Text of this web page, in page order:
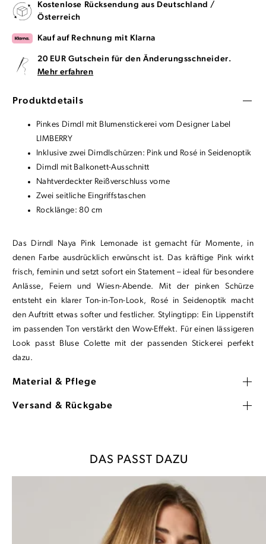
Kostenlose Rücksendung aus Deutschland /
Österreich
Kauf auf Rechnung mit Klarna
20 EUR Gutschein für den Änderungsschneider.
Mehr erfahren
Produktdetails
Pinkes Dirndl mit Blumenstickerei vom Designer Label
LIMBERRY
Inklusive zwei Dirndlschürzen: Pink und Rosé in Seidenoptik
Dirndl mit Balkonett-Ausschnitt
Nahtverdeckter Reißverschluss vorne
Zwei seitliche Eingriffstaschen
Rocklänge: 80 cm
Das Dirndl Naya Pink Lemonade ist gemacht für Momente, in
denen Farbe ausdrücklich erwünscht ist. Das kräftige Pink wirkt
frisch, feminin und setzt sofort ein Statement – ideal für besondere
Anlässe, Feiern und Wiesn-Abende. Mit der pinken Schürze
entsteht ein klarer Ton-in-Ton-Look, Rosé in Seidenoptik macht
den Auftritt etwas softer und festlicher. Stylingtipp: Ein Lippenstift
im passenden Ton verstärkt den Wow-Effekt. Für einen lässigeren
Look passt Bluse Colette mit der passenden Stickerei perfekt
dazu.
Material & Pflege
Versand & Rückgabe
DAS PASST DAZU